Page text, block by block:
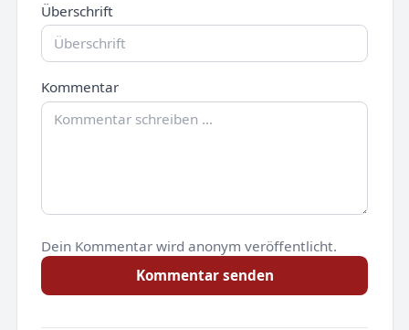
Überschrift
Kommentar
Dein Kommentar wird anonym veröffentlicht.
Kommentar senden